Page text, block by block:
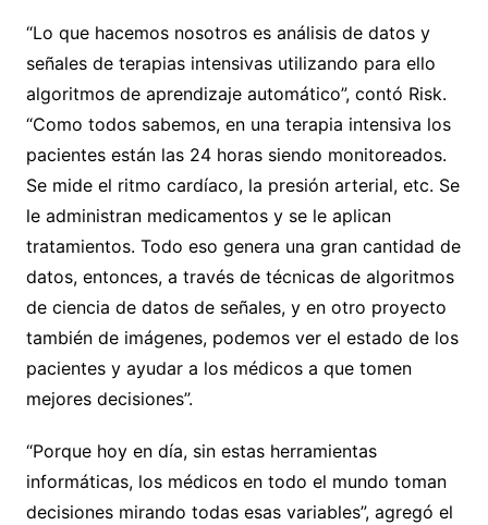
“Lo que hacemos nosotros es análisis de datos y
señales de terapias intensivas utilizando para ello
algoritmos de aprendizaje automático”, contó Risk.
“Como todos sabemos, en una terapia intensiva los
pacientes están las 24 horas siendo monitoreados.
Se mide el ritmo cardíaco, la presión arterial, etc. Se
le administran medicamentos y se le aplican
tratamientos. Todo eso genera una gran cantidad de
datos, entonces, a través de técnicas de algoritmos
de ciencia de datos de señales, y en otro proyecto
también de imágenes, podemos ver el estado de los
pacientes y ayudar a los médicos a que tomen
mejores decisiones”.
“Porque hoy en día, sin estas herramientas
informáticas, los médicos en todo el mundo toman
decisiones mirando todas esas variables”, agregó el